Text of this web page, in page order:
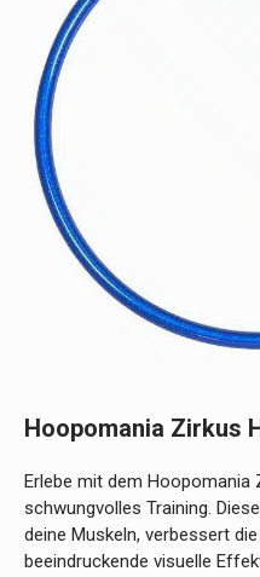
Hoopomania Zirkus
Erlebe mit dem Hoopomania
schwungvolles Training.
deine Muskeln, verbessert
beeindruckende visuelle